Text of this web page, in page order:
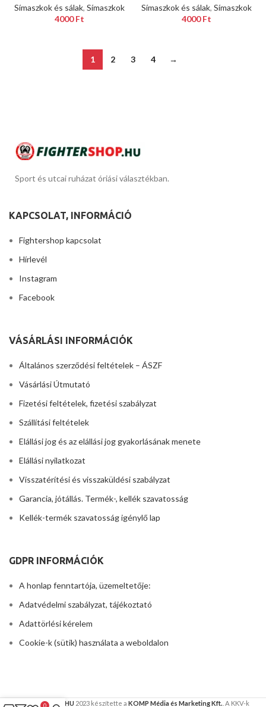
Símaszkok és sálak, Símaszkok
4000Ft
Símaszkok és sálak, Símaszkok
4000Ft
1 2 3 4 →
Sport és utcai ruházat óriási választékban.
KAPCSOLAT, INFORMÁCIÓ
Fightershop kapcsolat
Hírlevél
Instagram
Facebook
VÁSÁRLÁSI INFORMÁCIÓK
Általános szerződési feltételek – ÁSZF
Vásárlási Útmutató
Fizetési feltételek, fizetési szabályzat
Szállítási feltételek
Elállási jog és az elállási jog gyakorlásának menete
Elállási nyilatkozat
Visszatérítési és visszaküldési szabályzat
Garancia, jótállás. Termék-, kellék szavatosság
Kellék-termék szavatosság igénylő lap
GDPR INFORMÁCIÓK
A honlap fenntartója, üzemeltetője:
Adatvédelmi szabályzat, tájékoztató
Adattörlési kérelem
Cookie-k (sütik) használata a weboldalon
FIGHTERSHOP.HU 2023 készítette a KOMP Média és Marketing Kft. . A KKV-k
0